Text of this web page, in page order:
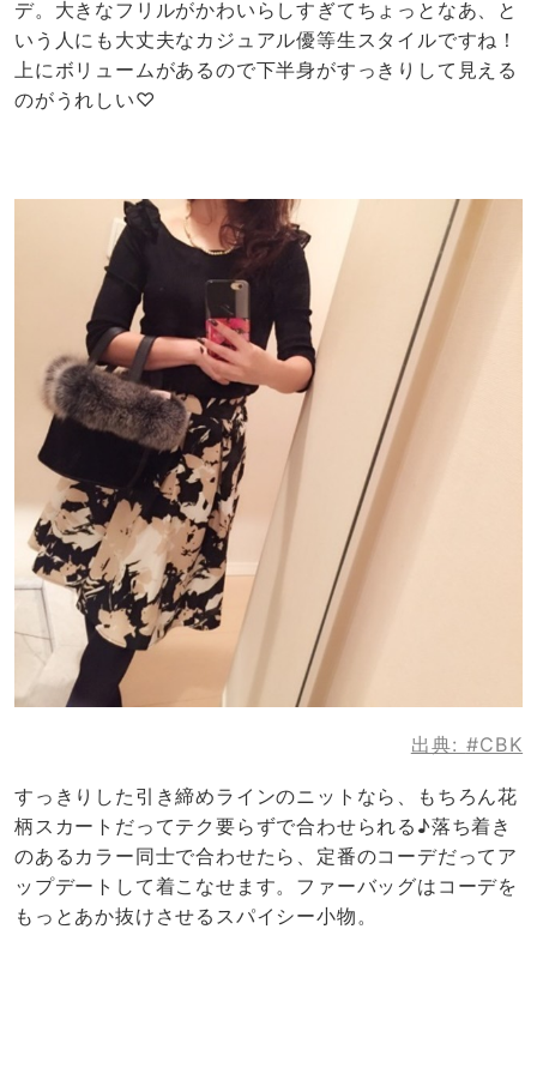
デ。大きなフリルがかわいらしすぎてちょっとなあ、と
いう人にも大丈夫なカジュアル優等生スタイルですね！
上にボリュームがあるので下半身がすっきりして見える
のがうれしい♡
出典: #CBK
すっきりした引き締めラインのニットなら、もちろん花
柄スカートだってテク要らずで合わせられる♪落ち着き
のあるカラー同士で合わせたら、定番のコーデだってア
ップデートして着こなせます。ファーバッグはコーデを
もっとあか抜けさせるスパイシー小物。